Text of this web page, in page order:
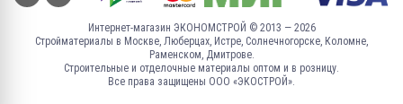
Интернет-магазин ЭКОНОМСТРОЙ © 2013 — 2026
Стройматериалы в Москве, Люберцах, Истре, Солнечногорске, Коломне,
Раменском, Дмитрове.
Строительные и отделочные материалы оптом и в розницу.
Все права защищены ООО «ЭКОСТРОЙ».